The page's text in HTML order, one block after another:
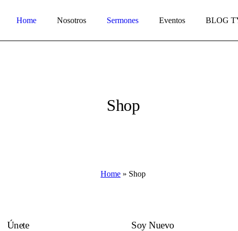
Home Nosotros Sermones Eventos BLOG
Shop
Home » Shop
Únete Soy Nuevo